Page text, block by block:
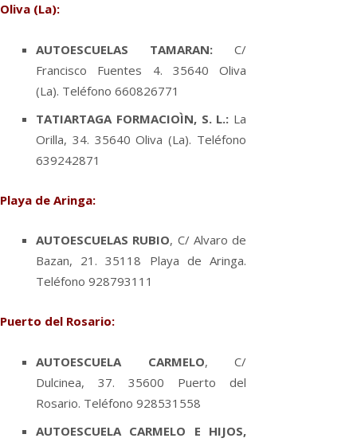
Oliva (La):
AUTOESCUELAS TAMARAN: C/
Francisco Fuentes 4. 35640 Oliva
(La). Teléfono 660826771
TATIARTAGA FORMACIOÌN, S. L.: La
Orilla, 34. 35640 Oliva (La). Teléfono
639242871
Playa de Aringa:
AUTOESCUELAS RUBIO, C/ Alvaro de
Bazan, 21. 35118 Playa de Aringa.
Teléfono 928793111
Puerto del Rosario:
AUTOESCUELA CARMELO, C/
Dulcinea, 37. 35600 Puerto del
Rosario. Teléfono 928531558
AUTOESCUELA CARMELO E HIJOS,